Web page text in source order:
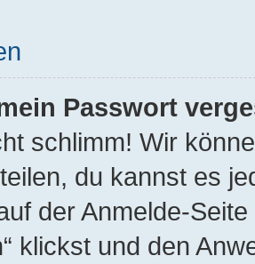
Passwort
schlimm! Wir
du kannst es
der Anmelde-
klickst und den